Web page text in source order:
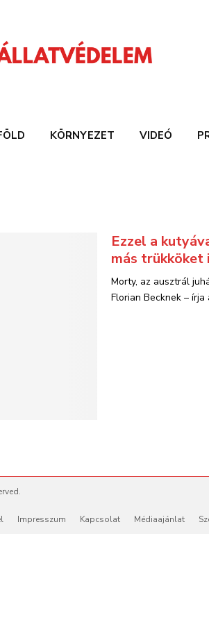
KÖRNYEZET VIDEÓ
Ezzel a
más trükköket
Morty, az ausztrál
Florian Becknek – írja
Impresszum Kapcsolat Médiaajánlat